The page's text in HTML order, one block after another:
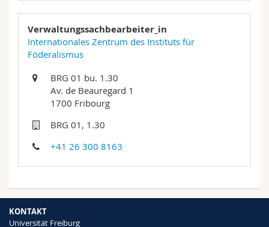
MyUnifr
Verwaltungssachbearbeiter_in
Internationales Zentrum des Instituts für
Föderalismus
BRG 01 bu. 1.30
Av. de Beauregard 1
1700 Fribourg
BRG 01, 1.30
+41 26 300 8163
KONTAKT
Universität Freiburg